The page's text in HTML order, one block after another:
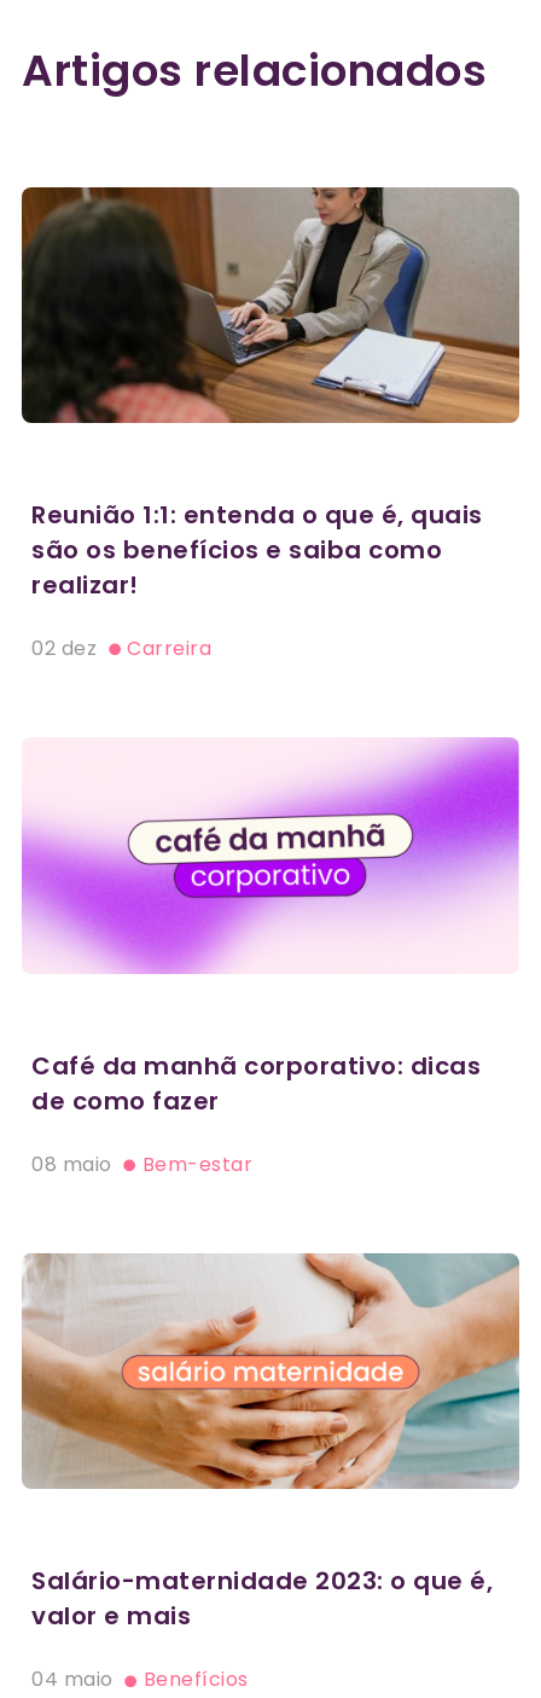
Artigos relacionados
Reunião 1:1: entenda o que é, quais
são os benefícios e saiba como
realizar!
02 dez Carreira
Café da manhã corporativo: dicas
de como fazer
08 maio Bem-estar
Salário-maternidade 2023: o que é,
valor e mais
04 maio Benefícios